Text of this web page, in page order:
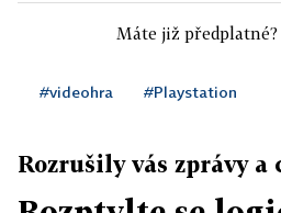
Máte již předplatné?
#videohra #Playstation
Rozrušily vás zprávy a